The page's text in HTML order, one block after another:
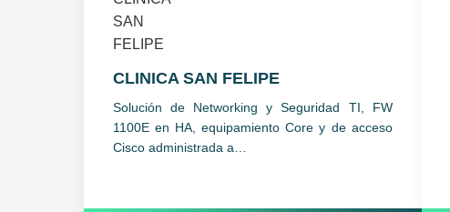
CLINICA SAN FELIPE
Solución de Networking y Seguridad TI, FW
1100E en HA, equipamiento Core y de acceso
Cisco administrada a…